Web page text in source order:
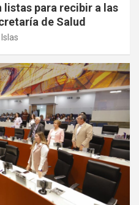
listas para recibir a las
de Salud